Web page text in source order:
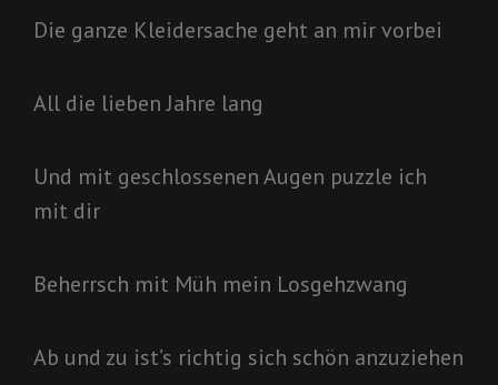
Die ganze Kleidersache geht an mir vorbei
All die lieben Jahre lang
Und mit geschlossenen Augen puzzle ich
mit dir
Beherrsch mit Müh mein Losgehzwang
Ab und zu ist’s richtig sich schön anzuziehen